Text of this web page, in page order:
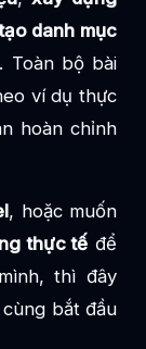
danh mục
. Toàn bộ bài
ví dụ thực
hoàn chỉnh
, hoặc muốn
thực tế để
thì đây
bắt đầu